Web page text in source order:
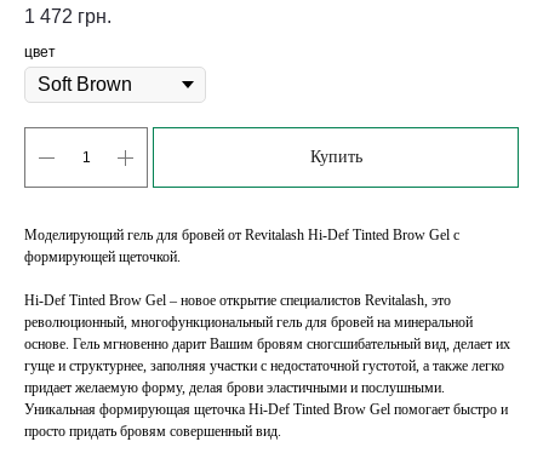
1 472 грн.
цвет
Купить
Моделирующий гель для бровей от Revitalash Hi-Def Tinted Brow Gel с
формирующей щеточкой.
Hi-Def Tinted Brow Gel – новое открытие специалистов Revitalash, это
революционный, многофункциональный гель для бровей на минеральной
основе. Гель мгновенно дарит Вашим бровям сногсшибательный вид, делает их
гуще и структурнее, заполняя участки с недостаточной густотой, а также легко
придает желаемую форму, делая брови эластичными и послушными.
Уникальная формирующая щеточка Hi-Def Tinted Brow Gel помогает быстро и
просто придать бровям совершенный вид.